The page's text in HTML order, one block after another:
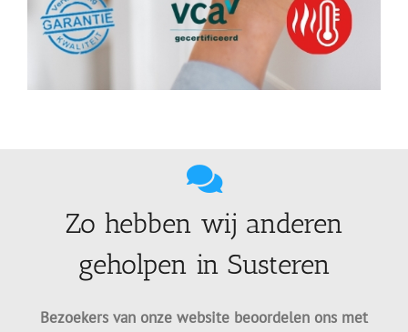
Zo hebben wij anderen
geholpen in Susteren
Bezoekers van onze website beoordelen ons met